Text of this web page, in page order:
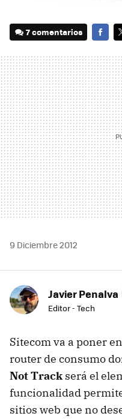
7 comentarios
9 Diciembre 2012
Javier Penalva
Editor - Tech
Sitecom va a poner
router de consumo
Not Trackserá el
funcionalidad
sitios web que no